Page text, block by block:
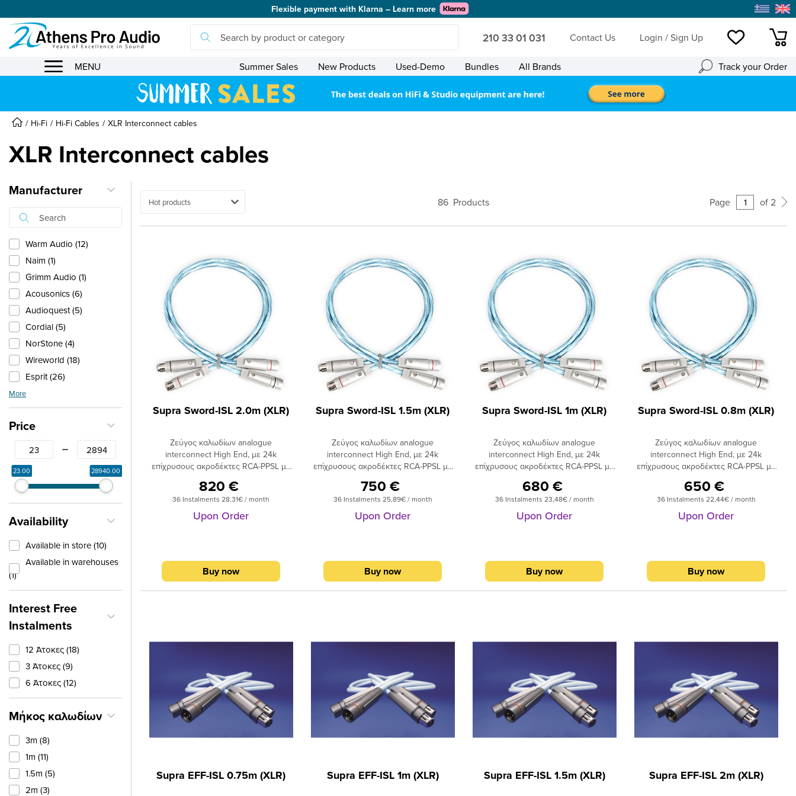
menu
Flexible payment with Klarna – Learn more
210 33 01 031 Contact Us Login / Sign Up Wishlist
MENU
Summer Sales New Products Used-Demo Bundles All Brands Track your Order
Hi-Fi Hi-Fi Cables XLR Interconnect cables
XLR Interconnect cables
Manufacturer
Warm Audio (12)
Naim (1)
Grimm Audio (1)
Acousonics (6)
Audioquest (5)
Cordial (5)
NorStone (4)
Wireworld (18)
Esprit (26)
Supra (8)
More
Price
From
23.00 28940.00
Availability
Available in store (10)
Available in warehouses
(1)
Interest Free
Instalments
12 Άτοκες (18)
3 Άτοκες (9)
6 Άτοκες (12)
Μήκος καλωδίων
3m (8)
1m (11)
1.5m (5)
2m (3)
86 Products PagePagination
of 2
Supra Sword-ISL 2.0m (XLR)
Ζεύγος καλωδίων analogue
interconnect High End, με 24k
επίχρυσους ακροδέκτες RCA-PPSL με
επίχρυσους ακροδέκτες Swift
XLR (Sword-IXLR). Επισμαλτωμένος
χαλκός OFC, καθαρότητας 5Ν, με δύο
στρώματα 6 αγωγών ανά πολικότητα
γύρω από σωλήνα μείγματος
πολυαιθυλενίου (PE) &
πολυπροπυλενίου (PP). Θωράκιση από
από 19 νήματα διαμέτρου Ø 0,127 mm
820 €
36 Instalments 28,31€ / month
Upon Order
Buy now
Supra Sword-ISL 1.5m (XLR)
Ζεύγος καλωδίων analogue
interconnect High End, με 24k
επίχρυσους ακροδέκτες RCA-PPSL με
επίχρυσους ακροδέκτες Swift
XLR (Sword-IXLR). Επισμαλτωμένος
χαλκός OFC, καθαρότητας 5Ν, με δύο
στρώματα 6 αγωγών ανά πολικότητα
γύρω από σωλήνα μείγματος
πολυαιθυλενίου (PE) &
πολυπροπυλενίου (PP). Θωράκιση από
από 19 νήματα διαμέτρου Ø 0,127 mm
750 €
36 Instalments 25,89€ / month
Upon Order
Buy now
Supra Sword-ISL 1m (XLR)
Ζεύγος καλωδίων analogue
interconnect High End, με 24k
επίχρυσους ακροδέκτες RCA-PPSL με
επίχρυσους ακροδέκτες Swift
XLR (Sword-IXLR). Επισμαλτωμένος
χαλκός OFC, καθαρότητας 5Ν, με δύο
στρώματα 6 αγωγών ανά πολικότητα
γύρω από σωλήνα μείγματος
πολυαιθυλενίου (PE) &
πολυπροπυλενίου (PP). Θωράκιση από
από 19 νήματα διαμέτρου Ø 0,127 mm
680 €
36 Instalments 23,48€ / month
Upon Order
Buy now
Supra Sword-ISL 0.8m (XLR)
Ζεύγος καλωδίων analogue
interconnect High End, με 24k
επίχρυσους ακροδέκτες RCA-PPSL με
επίχρυσους ακροδέκτες Swift
XLR (Sword-IXLR). Επισμαλτωμένος
χαλκός OFC, καθαρότητας 5Ν, με δύο
στρώματα 6 αγωγών ανά πολικότητα
γύρω από σωλήνα μείγματος
πολυαιθυλενίου (PE) &
πολυπροπυλενίου (PP). Θωράκιση από
από 19 νήματα διαμέτρου Ø 0,127 mm
650 €
36 Instalments 22,44€ / month
Upon Order
Buy now
Supra EFF-ISL 0.75m (XLR) Supra EFF-ISL 1m (XLR) Supra EFF-ISL 1.5m (XLR) Supra EFF-ISL 2m (XLR)